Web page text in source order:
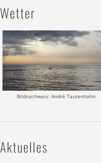
Wetter
Bildnachweis: André Tautenhahn
Aktuelles